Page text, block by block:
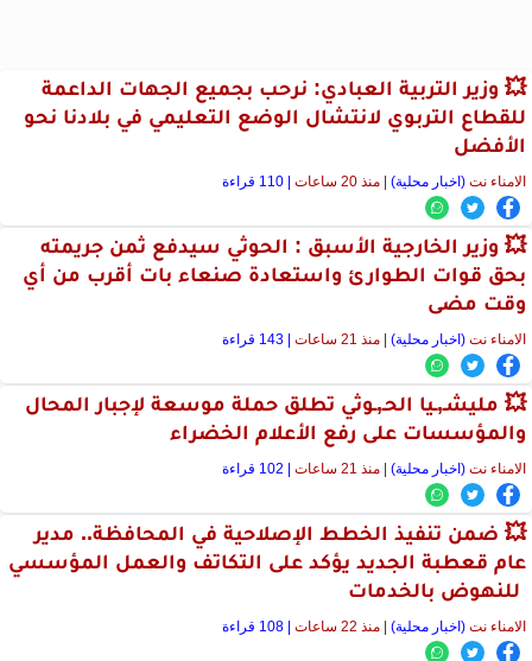
💥 وزير التربية العبادي: نرحب بجميع الجهات الداعمة
للقطاع التربوي لانتشال الوضع التعليمي في بلادنا نحو
الأفضل
الامناء نت (اخبار محلية) منذ 20 ساعات
💥 وزير الخارجية الأسبق : الحوثي سيدفع ثمن جريمته
بحق قوات الطوارئ واستعادة صنعاء بات أقرب من أي
وقت مضى
الامناء نت (اخبار محلية) منذ 21 ساعات
💥 مليشـ,ـيا الحـ,ـوثي تطلق حملة موسعة لإجبار المحال
والمؤسسات على رفع الأعلام الخضراء
الامناء نت (اخبار محلية) منذ 21 ساعات
💥 ضمن تنفيذ الخطط الإصلاحية في المحافظة.. مدير
عام قعطبة الجديد يؤكد على التكاتف والعمل المؤسسي
للنهوض بالخدمات
الامناء نت (اخبار محلية) منذ 22 ساعات